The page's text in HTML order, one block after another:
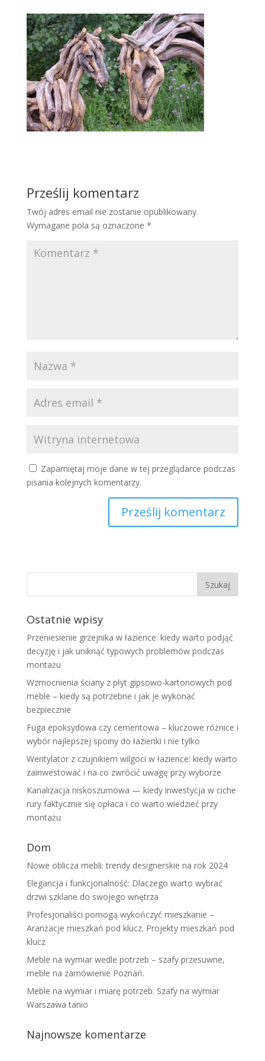
Prześlij komentarz
Twój adres email nie zostanie opublikowany.
Wymagane pola są oznaczone *
Zapamiętaj moje dane w tej przeglądarce podczas
pisania kolejnych komentarzy.
Ostatnie wpisy
Przeniesienie grzejnika w łazience: kiedy warto podjąć
decyzję i jak uniknąć typowych problemów podczas
montażu
Wzmocnienia ściany z płyt gipsowo-kartonowych pod
meble – kiedy są potrzebne i jak je wykonać
bezpiecznie
Fuga epoksydowa czy cementowa – kluczowe różnice i
wybór najlepszej spoiny do łazienki i nie tylko
Wentylator z czujnikiem wilgoci w łazience: kiedy warto
zainwestować i na co zwrócić uwagę przy wyborze
Kanalizacja niskoszumowa — kiedy inwestycja w ciche
rury faktycznie się opłaca i co warto wiedzieć przy
montażu
Dom
Nowe oblicza mebli: trendy designerskie na rok 2024
Elegancja i funkcjonalność: Dlaczego warto wybrać
drzwi szklane do swojego wnętrza
Profesjonaliści pomogą wykończyć mieszkanie –
Aranżacje mieszkań pod klucz. Projekty mieszkań pod
klucz
Meble na wymiar wedle potrzeb – szafy przesuwne,
meble na zamówienie Poznań.
Meble na wymiar i miarę potrzeb. Szafy na wymiar
Warszawa tanio
Najnowsze komentarze